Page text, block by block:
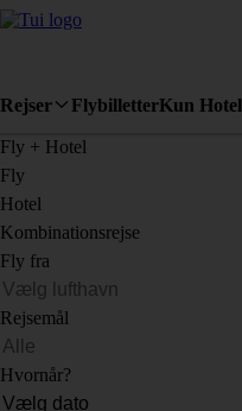
Rejser FlybilletterKun Hotel
Fly + Hotel
Fly
Hotel
Kombinationsrejse
Fly fra
Rejsemål
Hvornår?